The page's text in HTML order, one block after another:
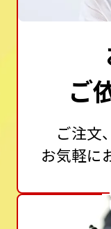
ご
ご注文
お気軽に